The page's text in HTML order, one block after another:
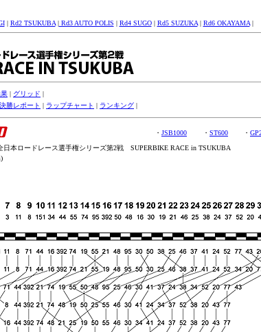
| Rd2 TSUKUBA|Rd3 AUTO POLIS | Rd4 SUGO| Rd5 SUZUKA| Rd6 OKAYAMA|
| グリッド |
決勝レポート | ラップチャート | ランキング |
・ JSB1000 ・ ST600 ・
本ロードレース選手権シリーズ第2戦 SUPERBIKE RACE in TSUKUBA